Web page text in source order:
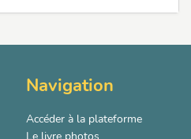
Navigation
Accéder à la plateforme